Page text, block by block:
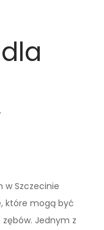
Szczecinie
które mogą być
Jednym z